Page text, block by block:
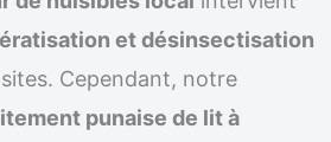
et désinsectisation
Cependant, notre
punaise de lit à